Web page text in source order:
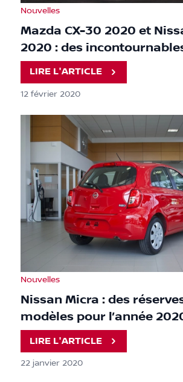
Nouvelles
Mazda CX-30 2020 et
2020 : des
LIRE L'ARTICLE
12 février 2020
Nouvelles
Nissan Micra : des
modèles pour l’année
LIRE L'ARTICLE
22 janvier 2020